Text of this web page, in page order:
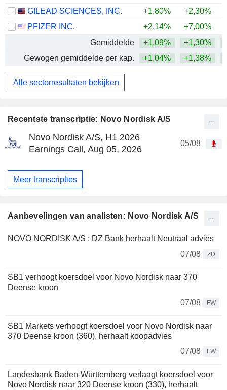
Recentste transcriptie: Novo Nordisk A/S
Novo Nordisk A/S, H1 2026
Earnings Call, Aug 05, 2026
05/08
Meer transcripties
Aanbevelingen van analisten: Novo Nordisk A/S
NOVO NORDISK A/S : DZ Bank herhaalt Neutraal advies
07/08
ZD
SB1 verhoogt koersdoel voor Novo Nordisk naar 370
Deense kroon
07/08
FW
SB1 Markets verhoogt koersdoel voor Novo Nordisk naar
370 Deense kroon (360), herhaalt koopadvies
07/08
FW
Landesbank Baden-Württemberg verlaagt koersdoel voor
Novo Nordisk naar 320 Deense kroon (330), herhaalt
GILEAD SCIENCES, INC.
+1,80% +2,30%
PFIZER INC.
+2,14% +7,00%
Gemiddelde
+1,09% +1,30%
Gewogen gemiddelde per kap.
+1,04% +1,38%
Alle sectorresultaten bekijken